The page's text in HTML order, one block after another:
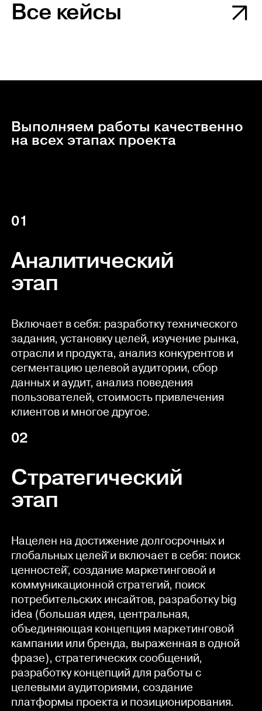
Все кейсы
Выполняем работы качественно
на всех этапах проекта
01
Аналитический
этап
Включает в себя: разработку технического
задания, установку целей, изучение рынка,
отрасли и продукта, анализ конкурентов и
сегментацию целевой аудитории, сбор
данных и аудит, анализ поведения
пользователей, стоимость привлечения
клиентов и многое другое.
02
Стратегический
этап
Нацелен на достижение долгосрочных и
глобальных целей̆ и включает в себя: поиск
ценностей̆, создание маркетинговой и
коммуникационной стратегий, поиск
потребительских инсайтов, разработку big
idea (большая идея, центральная,
объединяющая концепция маркетинговой
кампании или бренда, выраженная в одной
фразе), стратегических сообщений,
разработку концепций для работы с
целевыми аудиториями, создание
платформы проекта и позиционирования.